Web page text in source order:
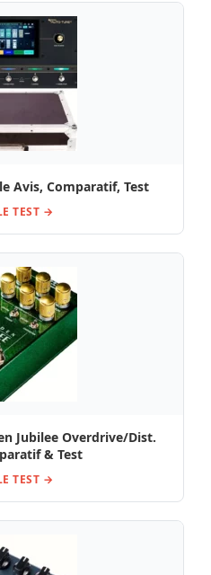
Avis, Comparatif, Test
TEST →
Jubilee Overdrive/Dist.
& Test
TEST →